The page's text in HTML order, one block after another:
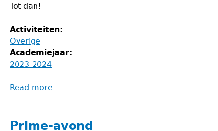
Tot dan!
Activiteiten:
Overige
Academiejaar:
2023-2024
Read more
Prime-avond